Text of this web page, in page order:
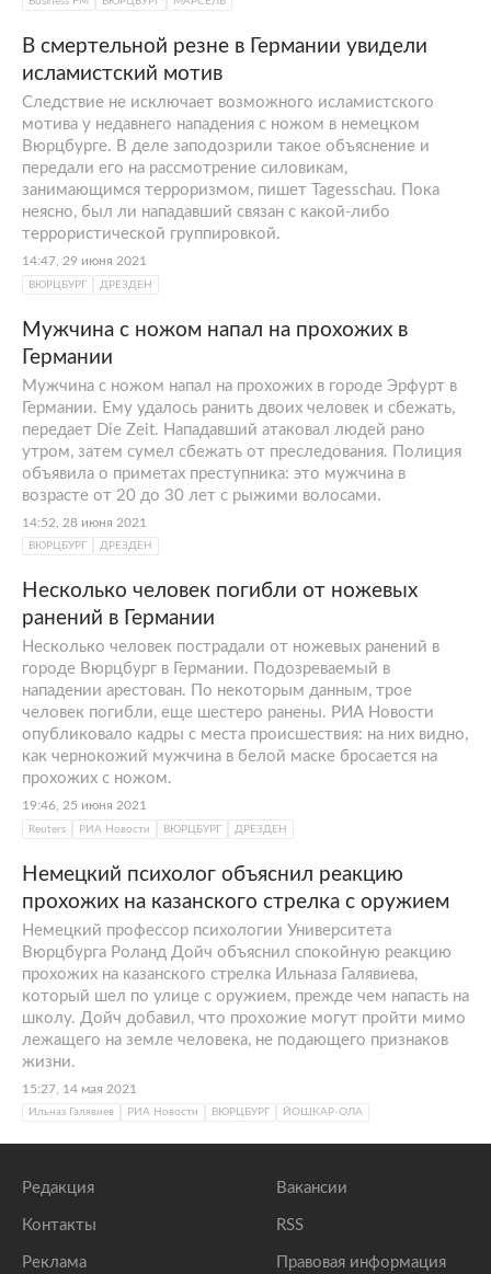
В смертельной резне в Германии увидели
исламистский мотив
Следствие не исключает возможного исламистского
мотива у недавнего нападения с ножом в немецком
Вюрцбурге. В деле заподозрили такое объяснение и
передали его на рассмотрение силовикам,
занимающимся терроризмом, пишет Tagesschau. Пока
неясно, был ли нападавший связан с какой-либо
террористической группировкой.
14:47, 29 июня 2021
ВЮРЦБУРГ ДРЕЗДЕН
Мужчина с ножом напал на прохожих в
Германии
Мужчина с ножом напал на прохожих в городе Эрфурт в
Германии. Ему удалось ранить двоих человек и сбежать,
передает Die Zeit. Нападавший атаковал людей рано
утром, затем сумел сбежать от преследования. Полиция
объявила о приметах преступника: это мужчина в
возрасте от 20 до 30 лет с рыжими волосами.
14:52, 28 июня 2021
ВЮРЦБУРГ ДРЕЗДЕН
Несколько человек погибли от ножевых
ранений в Германии
Несколько человек пострадали от ножевых ранений в
городе Вюрцбург в Германии. Подозреваемый в
нападении арестован. По некоторым данным, трое
человек погибли, еще шестеро ранены. РИА Новости
опубликовало кадры с места происшествия: на них видно,
как чернокожий мужчина в белой маске бросается на
прохожих с ножом.
19:46, 25 июня 2021
Reuters РИА Новости ВЮРЦБУРГ ДРЕЗДЕН
Немецкий психолог объяснил реакцию
прохожих на казанского стрелка с оружием
Немецкий профессор психологии Университета
Вюрцбурга Роланд Дойч объяснил спокойную реакцию
прохожих на казанского стрелка Ильназа Галявиева,
который шел по улице с оружием, прежде чем напасть на
школу. Дойч добавил, что прохожие могут пройти мимо
лежащего на земле человека, не подающего признаков
жизни.
15:27, 14 мая 2021
Ильназ Галявиев РИА Новости ВЮРЦБУРГ ЙОШКАР-ОЛА
Редакция
Контакты
Реклама
Вакансии
RSS
Правовая информация